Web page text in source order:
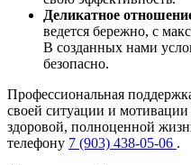
Деликатное
ведется бережно, с
В созданных нами
безопасно.
Профессиональная
своей ситуации и
здоровой, полноценной
телефону 7 (903) 438-05-06 .